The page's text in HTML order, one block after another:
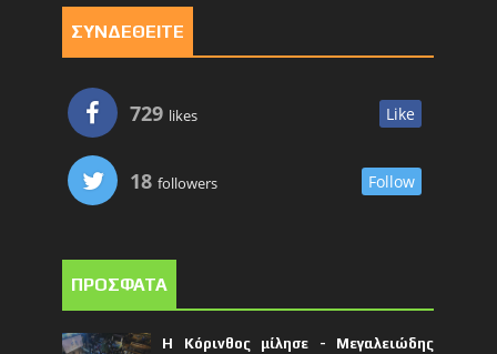
ΣΥΝΔΕΘΕΙΤΕ
729 likes Like
18 followers Follow
ΠΡΟΣΦΑΤΑ
Η Κόρινθος μίλησε - Μεγαλειώδης